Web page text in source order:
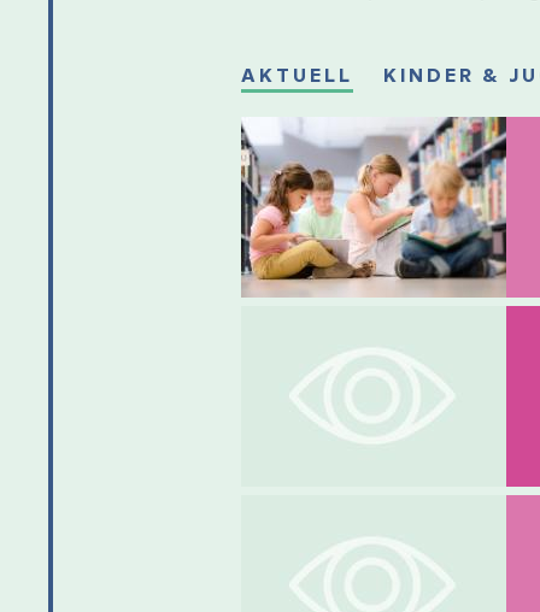
AKTUELL KINDER &
Beginn: 15.00 Uhr
Ort: Stadtbücherei
Datum: 08.08.2026
Beginn: 09.00 Uhr bis 12.00